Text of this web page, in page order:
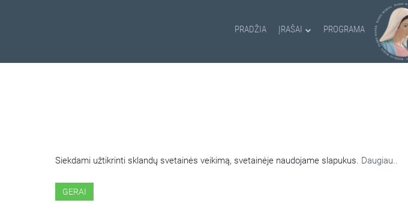
PRADŽIA ĮRAŠAI PROGRAMA
Siekdami užtikrinti sklandų svetainės veikimą, svetainėje naudojame slapukus. Daugiau..
GERAI